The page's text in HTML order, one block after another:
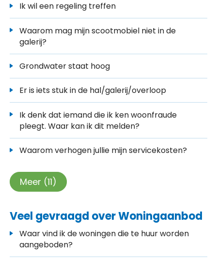
Ik wil een regeling treffen
Waarom mag mijn scootmobiel niet in de
galerij?
Grondwater staat hoog
Er is iets stuk in de hal/galerij/overloop
Ik denk dat iemand die ik ken woonfraude
pleegt. Waar kan ik dit melden?
Waarom verhogen jullie mijn servicekosten?
Meer (11)
Veel gevraagd over Woningaanbod
Waar vind ik de woningen die te huur worden
aangeboden?